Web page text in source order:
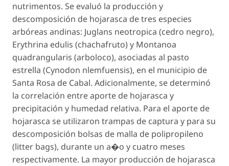
nutrimentos. Se evaluó la producción y
descomposición de hojarasca de tres especies
arbóreas andinas: Juglans neotropica (cedro negro),
Erythrina edulis (chachafruto) y Montanoa
quadrangularis (arboloco), asociadas al pasto
estrella (Cynodon nlemfuensis), en el municipio de
Santa Rosa de Cabal. Adicionalmente, se determinó
la correlación entre aporte de hojarasca y
precipitación y humedad relativa. Para el aporte de
hojarasca se utilizaron trampas de captura y para su
descomposición bolsas de malla de polipropileno
(litter bags), durante un a�o y cuatro meses
respectivamente. La mayor producción de hojarasca